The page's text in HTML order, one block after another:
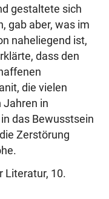
gestaltete sich
gab aber, was im
naheliegend ist,
dass den
die vielen
Jahren in
das Bewusstsein
Zerstörung
Literatur, 10.